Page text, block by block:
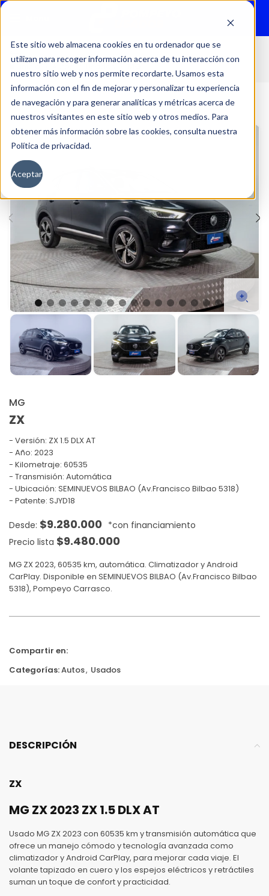
Este sitio web almacena cookies en tu ordenador que se
utilizan para recoger información acerca de tu interacción con
nuestro sitio web y nos permite recordarte. Usamos esta
información con el fin de mejorar y personalizar tu experiencia
de navegación y para generar analíticas y métricas acerca de
nuestros visitantes en este sitio web y otros medios. Para
obtener más información sobre las cookies, consulta nuestra
Política de privacidad.
Aceptar
Inicio Autos
MG
ZX
Versión: ZX 1.5 DLX AT
Año: 2023
Kilometraje: 60535
Transmisión: Automática
Ubicación: SEMINUEVOS BILBAO (Av.Francisco Bilbao 5318)
Patente: SJYD18
$9.280.000
Precio lista $9.480.000
MG ZX 2023, 60535 km, automática. Climatizador y Android
CarPlay. Disponible en SEMINUEVOS BILBAO (Av.Francisco Bilbao
5318), Pompeyo Carrasco.
Compartir en:
Categorías:Autos, Usados
DESCRIPCIÓN
ZX
MG ZX 2023 ZX 1.5 DLX AT
Usado MG ZX 2023 con 60535 km y transmisión automática que
ofrece un manejo cómodo y tecnología avanzada como
climatizador y Android CarPlay, para mejorar cada viaje. El
volante tapizado en cuero y los espejos eléctricos y retráctiles
suman un toque de confort y practicidad.